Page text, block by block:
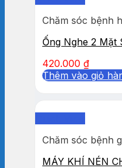
Chăm sóc bệnh
Ống Nghe 2 Mặt
420.000 ₫
Thêm vào giỏ
Chăm sóc bệnh
MÁY KHÍ NÉN